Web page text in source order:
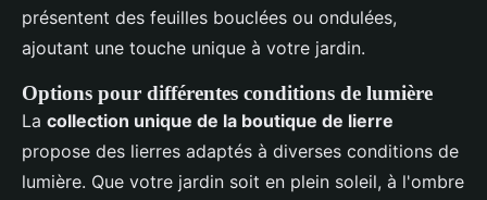
présentent des feuilles bouclées ou ondulées,
ajoutant une touche unique à votre jardin.
Options pour différentes conditions de lumière
La collection unique de la boutique de lierre
propose des lierres adaptés à diverses conditions de
lumière. Que votre jardin soit en plein soleil, à l'ombre